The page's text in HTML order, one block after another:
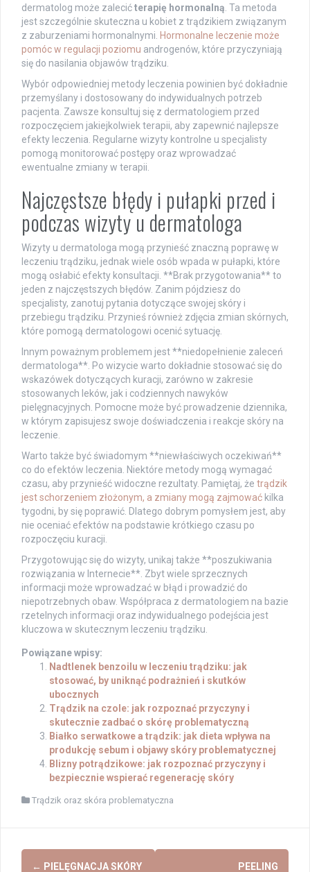
dermatolog może zalecićterapię hormonalną . Ta metoda
jest szczególnie skuteczna u kobiet z trądzikiem związanym
z zaburzeniami hormonalnymi. Hormonalne leczenie może
pomóc w regulacji poziomu androgenów, które przyczyniają
się do nasilania objawów trądziku.
Wybór odpowiedniej metody leczenia powinien być dokładnie
przemyślany i dostosowany do indywidualnych potrzeb
pacjenta. Zawsze konsultuj się z dermatologiem przed
rozpoczęciem jakiejkolwiek terapii, aby zapewnić najlepsze
efekty leczenia. Regularne wizyty kontrolne u specjalisty
pomogą monitorować postępy oraz wprowadzać
ewentualne zmiany w terapii.
Najczęstsze błędy i pułapki przed i
podczas wizyty u dermatologa
Wizyty u dermatologa mogą przynieść znaczną poprawę w
leczeniu trądziku, jednak wiele osób wpada w pułapki, które
mogą osłabić efekty konsultacji. **Brak przygotowania** to
jeden z najczęstszych błędów. Zanim pójdziesz do
specjalisty, zanotuj pytania dotyczące swojej skóry i
przebiegu trądziku. Przynieś również zdjęcia zmian skórnych,
które pomogą dermatologowi ocenić sytuację.
Innym poważnym problemem jest **niedopełnienie zaleceń
dermatologa**. Po wizycie warto dokładnie stosować się do
wskazówek dotyczących kuracji, zarówno w zakresie
stosowanych leków, jak i codziennych nawyków
pielęgnacyjnych. Pomocne może być prowadzenie dziennika,
w którym zapisujesz swoje doświadczenia i reakcje skóry na
leczenie.
Warto także być świadomym **niewłaściwych oczekiwań**
co do efektów leczenia. Niektóre metody mogą wymagać
czasu, aby przynieść widoczne rezultaty. Pamiętaj, że trądzik
jest schorzeniem złożonym, a zmiany mogą zajmować kilka
tygodni, by się poprawić. Dlatego dobrym pomysłem jest, aby
nie oceniać efektów na podstawie krótkiego czasu po
rozpoczęciu kuracji.
Przygotowując się do wizyty, unikaj także **poszukiwania
rozwiązania w Internecie**. Zbyt wiele sprzecznych
informacji może wprowadzać w błąd i prowadzić do
niepotrzebnych obaw. Współpraca z dermatologiem na bazie
rzetelnych informacji oraz indywidualnego podejścia jest
kluczowa w skutecznym leczeniu trądziku.
Powiązane wpisy:
Nadtlenek benzoilu w leczeniu trądziku: jak
stosować, by uniknąć podrażnień i skutków
ubocznych
Trądzik na czole: jak rozpoznać przyczyny i
skutecznie zadbać o skórę problematyczną
Białko serwatkowe a trądzik: jak dieta wpływa na
produkcję sebum i objawy skóry problematycznej
Blizny potrądzikowe: jak rozpoznać przyczyny i
bezpiecznie wspierać regenerację skóry
Trądzik oraz skóra problematyczna
Post
← PIELĘGNACJA SKÓRY PEELING